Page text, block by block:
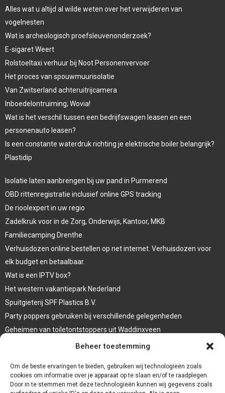
Beheer toestemming
Om de beste ervaringen te bieden, gebruiken wij technologieën zoals
cookies om informatie over je apparaat op te slaan en/of te raadplegen.
Door in te stemmen met deze technologieën kunnen wij gegevens zoals
Alles wat u altijd al wilde weten over het verwijderen van
vogelnesten
Wat is archeologisch proefsleuvenonderzoek?
E-sigaret Weert
Rolstoeltaxi verhuur bij Noot Personenvervoer
Het proces van spouwmuurisolatie
Van Zwitserland achteruitrijcamera
Inboedelontruiming; Wovia!
Wat is het verschil tussen een bedrijfswagen leasen en een
personenauto leasen?
Is een constante waterdruk richting je elektrische boiler belangrijk?
Plastidip
Isolatie laten aanbrengen bij uw pand in Purmerend
OBD rittenregistratie inclusief online GPS tracking
De rioolexpert in uw regio
Zadelkruk voor in de Zorg, Onderwijs, Kantoor, MKB
Familiecamping Drenthe
Verhuisdozen online bestellen op net internet. Verhuisdozen voor
elk budget en betaalbaar.
Wat is een IPTV box?
Het western vakantiepark Nederland
Spuitgieterij SPF Plastics B.V.
Party poppers gebruiken bij verschillende gelegenheden
Geheimen van toiletontstoppers uit Waddinxveen
Vormen van terrasaankleding